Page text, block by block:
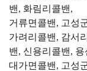
밴, 화림리콜밴,
거류면콜밴, 고성
가려리콜밴, 감서
밴, 신용리콜밴,
대가면콜밴, 고성